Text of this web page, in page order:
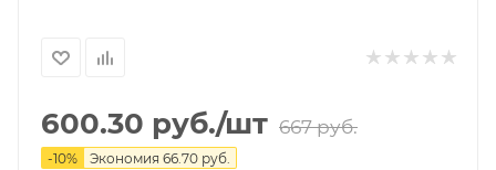
600.30 руб./шт 667руб.
-10% Экономия 66.70 руб.